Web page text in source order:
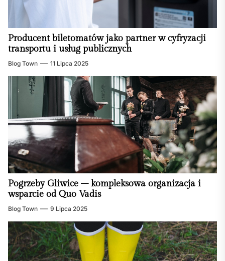
Producent biletomatów jako partner w cyfryzacji
transportu i usług publicznych
Blog Town 11 Lipca 2025
Pogrzeby Gliwice – kompleksowa organizacja i
wsparcie od Quo Vadis
Blog Town 9 Lipca 2025